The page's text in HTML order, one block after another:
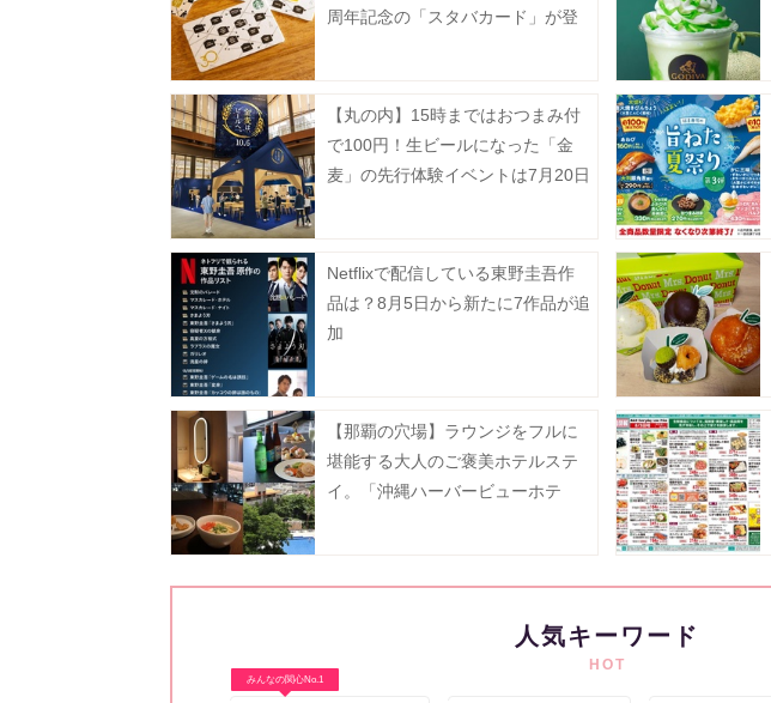
周年記念の「スタバカード」が登
【丸の内】15時まではおつまみ付
で100円！生ビールになった「金
麦」の先行体験イベントは7月20日
Netflixで配信している東野圭吾作
品は？8月5日から新たに7作品が追
加
【那覇の穴場】ラウンジをフルに
堪能する大人のご褒美ホテルステ
イ。「沖縄ハーバービューホテ
人気キーワード
HOT
みんなの関心No.1